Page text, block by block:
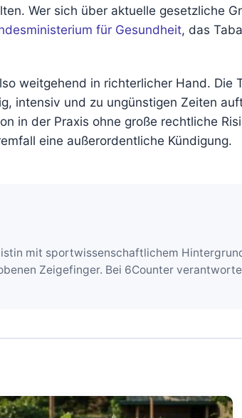
Wer sich über aktuelle gesetzliche
für Gesundheit, das
weitgehend in richterlicher Hand. Die
intensiv und zu ungünstigen Zeiten
in der Praxis ohne große rechtliche
eine außerordentliche Kündigung.
mit sportwissenschaftlichem
Zeigefinger. Bei 6Counter